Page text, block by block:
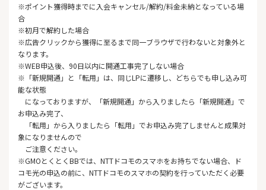
※ポイント獲得時までに入会キャンセル/解約/料金未納となっている場
合
※初月で解約した場合
※広告クリックから獲得に至るまで同一ブラウザで行わないと対象外と
なります。
※WEB申込後、90日以内に開通工事完了しない場合
※「新規開通」と「転用」は、同じLPに遷移し、どちらでも申し込み可
能な状態
になっておりますが、「新規開通」から入りましたら「新規開通」で
お申込み完了、
「転用」から入りましたら「転用」でお申込み完了しませんと成果対
象になりませんので
ご注意ください。
※GMOとくとくBBでは、NTTドコモのスマホをお持ちでない場合、ド
コモ光の申込の前に、NTTドコモのスマホの契約を行っていただく必要
がございます。